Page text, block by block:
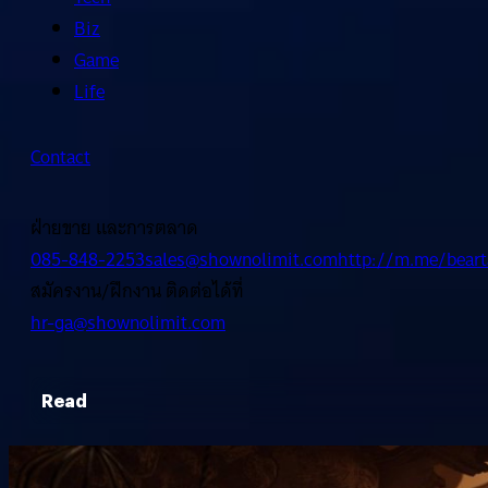
Biz
Game
Life
Contact
ฝ่ายขาย และการตลาด
085-848-2253sales@shownolimit.comhttp://m.me/
สมัครงาน/ฝึกงาน ติดต่อได้ที่
hr-ga@shownolimit.com
Read